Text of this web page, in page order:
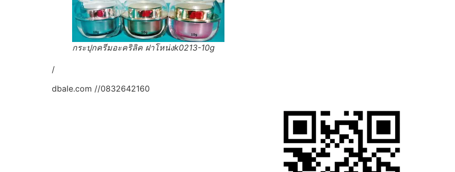
กระปุกครีมอะคริลิค ฝาโหน่งk0213-10g
/
dbale.com //0832642160